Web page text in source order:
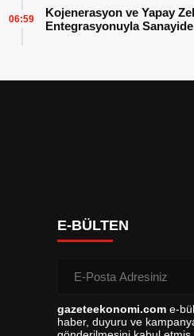
Kojenerasyon ve Yapay
Entegrasyonuyla
06:59
E-BÜLTEN
gazeteekonomi.com e-
haber, duyuru ve